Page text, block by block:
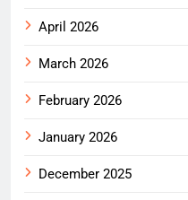
April 2026
March 2026
February 2026
January 2026
December 2025